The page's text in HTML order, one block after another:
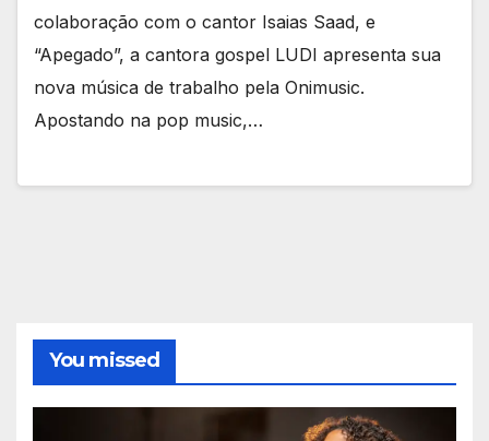
colaboração com o cantor Isaias Saad, e
“Apegado”, a cantora gospel LUDI apresenta sua
nova música de trabalho pela Onimusic.
Apostando na pop music,…
You missed